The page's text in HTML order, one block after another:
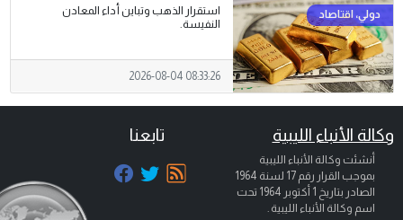
استقرار الذهب وتباين أداء المعادن
النفيسة.
2026-08-04 08:33:26
وكالة الأنباء الليبية
أنشئت وكالة الأنباء الليبية
بموجب القرار رقم 17 لسنة 1964
الصادر بتاريخ 1 أكتوبر 1964
تحت
اسم وكالة الأنباء الليبية .
تابعنا